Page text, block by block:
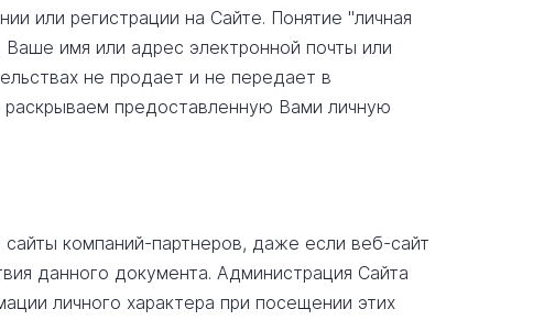
или регистрации на Сайте. Понятие "личная
имя или адрес электронной почты или
не продает и не передает в
предоставленную Вами личную
компаний-партнеров, даже если веб-сайт
данного документа. Администрация Сайта
личного характера при посещении этих